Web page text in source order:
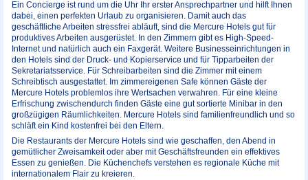
Ein Concierge ist rund um die Uhr Ihr erster Ansprechpartner und hilft Ihnen
dabei, einen perfekten Urlaub zu organisieren. Damit auch das
geschäftliche Arbeiten stressfrei abläuft, sind die Mercure Hotels gut für
produktives Arbeiten ausgerüstet. In den Zimmern gibt es High-Speed-
Internet und natürlich auch ein Faxgerät. Weitere Businesseinrichtungen in
den Hotels sind der Druck- und Kopierservice und für Tipparbeiten der
Sekretariatsservice. Für Schreibarbeiten sind die Zimmer mit einem
Schreibtisch ausgestattet. Im zimmereigenen Safe können Gäste der
Mercure Hotels problemlos ihre Wertsachen verwahren. Für eine kleine
Erfrischung zwischendurch finden Gäste eine gut sortierte Minibar in den
großzügigen Räumlichkeiten. Mercure Hotels sind familienfreundlich und so
schläft ein Kind kostenfrei bei den Eltern.
Die Restaurants der Mercure Hotels sind wie geschaffen, den Abend in
gemütlicher Zweisamkeit oder aber mit Geschäftsfreunden ein effektives
Essen zu genießen. Die Küchenchefs verstehen es regionale Küche mit
internationalem Flair zu kreieren.